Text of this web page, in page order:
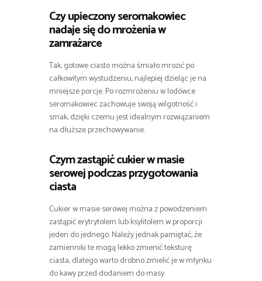
Czy upieczony seromakowiec
nadaje się do mrożenia w
zamrażarce
Tak, gotowe ciasto można śmiało mrozić po
całkowitym wystudzeniu, najlepiej dzieląc je na
mniejsze porcje. Po rozmrożeniu w lodówce
seromakowiec zachowuje swoją wilgotność i
smak, dzięki czemu jest idealnym rozwiązaniem
na dłuższe przechowywanie.
Czym zastąpić cukier w masie
serowej podczas przygotowania
ciasta
Cukier w masie serowej można z powodzeniem
zastąpić erytrytolem lub ksylitolem w proporcji
jeden do jednego. Należy jednak pamiętać, że
zamienniki te mogą lekko zmienić teksturę
ciasta, dlatego warto drobno zmielić je w młynku
do kawy przed dodaniem do masy.